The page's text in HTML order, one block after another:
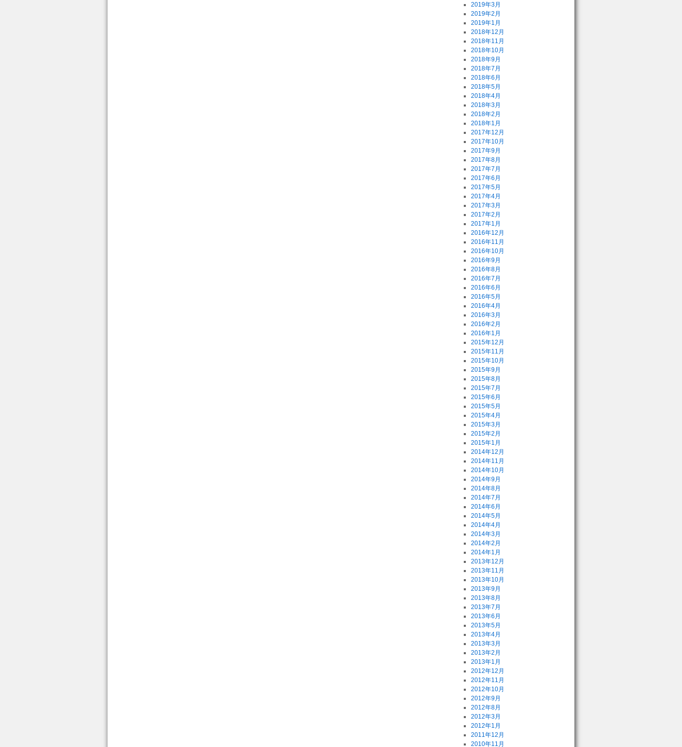
2019年3月
2019年2月
2019年1月
2018年12月
2018年11月
2018年10月
2018年9月
2018年7月
2018年6月
2018年5月
2018年4月
2018年3月
2018年2月
2018年1月
2017年12月
2017年10月
2017年9月
2017年8月
2017年7月
2017年6月
2017年5月
2017年4月
2017年3月
2017年2月
2017年1月
2016年12月
2016年11月
2016年10月
2016年9月
2016年8月
2016年7月
2016年6月
2016年5月
2016年4月
2016年3月
2016年2月
2016年1月
2015年12月
2015年11月
2015年10月
2015年9月
2015年8月
2015年7月
2015年6月
2015年5月
2015年4月
2015年3月
2015年2月
2015年1月
2014年12月
2014年11月
2014年10月
2014年9月
2014年8月
2014年7月
2014年6月
2014年5月
2014年4月
2014年3月
2014年2月
2014年1月
2013年12月
2013年11月
2013年10月
2013年9月
2013年8月
2013年7月
2013年6月
2013年5月
2013年4月
2013年3月
2013年2月
2013年1月
2012年12月
2012年11月
2012年10月
2012年9月
2012年8月
2012年3月
2012年1月
2011年12月
2010年11月